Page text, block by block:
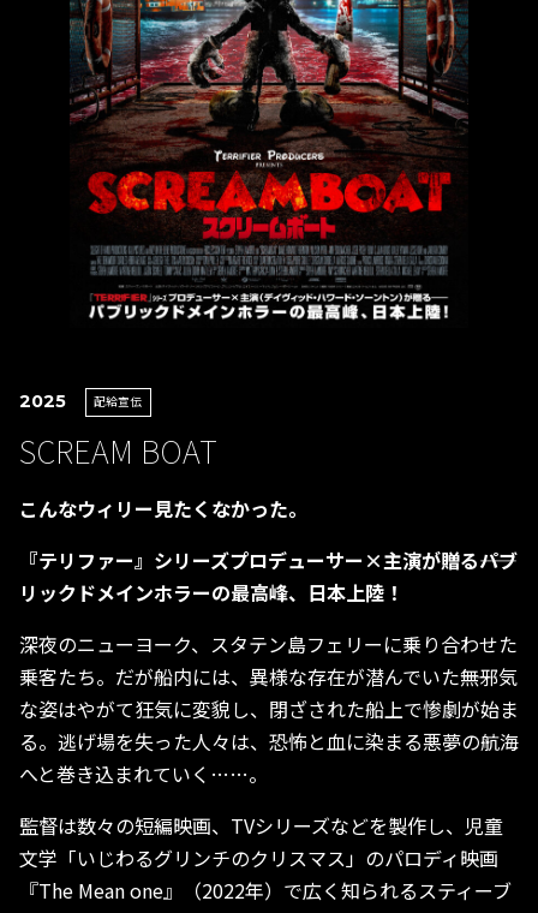
2025 配給宣伝
SCREAM BOAT
こんなウィリー見たくなかった。
『テリファー』シリーズプロデューサー×主演が贈る――パブ
リックドメインホラーの最高峰、日本上陸！
深夜のニューヨーク、スタテン島フェリーに乗り合わせた
乗客たち。だが船内には、異様な存在が潜んでいた――無邪気
な姿はやがて狂気に変貌し、閉ざされた船上で惨劇が始ま
る。逃げ場を失った人々は、恐怖と血に染まる悪夢の航海
へと巻き込まれていく……。
監督は数々の短編映画、TVシリーズなどを製作し、児童
文学「いじわるグリンチのクリスマス」のパロディ映画
『The Mean one』（2022年）で広く知られるスティーブ